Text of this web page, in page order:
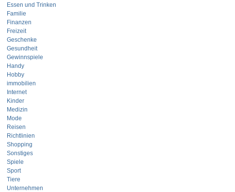
Essen und Trinken
Familie
Finanzen
Freizeit
Geschenke
Gesundheit
Gewinnspiele
Handy
Hobby
immobilien
Internet
Kinder
Medizin
Mode
Reisen
Richtlinien
Shopping
Sonstiges
Spiele
Sport
Tiere
Unternehmen